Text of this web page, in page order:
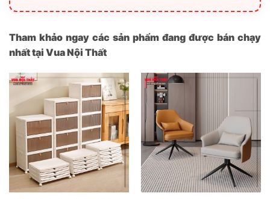
Tham khảo ngay các sản phẩm đang được bán chạy
nhất tại Vua Nội Thất